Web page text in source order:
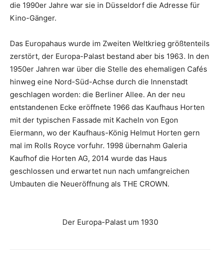
die 1990er Jahre war sie in Düsseldorf die Adresse für
Kino-Gänger.
Das Europahaus wurde im Zweiten Weltkrieg größtenteils
zerstört, der Europa-Palast bestand aber bis 1963. In den
1950er Jahren war über die Stelle des ehemaligen Cafés
hinweg eine Nord-Süd-Achse durch die Innenstadt
geschlagen worden: die Berliner Allee. An der neu
entstandenen Ecke eröffnete 1966 das Kaufhaus Horten
mit der typischen Fassade mit Kacheln von Egon
Eiermann, wo der Kaufhaus-König Helmut Horten gern
mal im Rolls Royce vorfuhr. 1998 übernahm Galeria
Kaufhof die Horten AG, 2014 wurde das Haus
geschlossen und erwartet nun nach umfangreichen
Umbauten die Neueröffnung als THE CROWN.
Der Europa-Palast um 1930